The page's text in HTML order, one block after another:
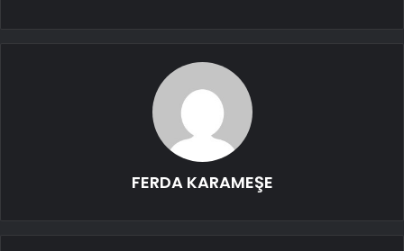
FERDA KARAMEŞE